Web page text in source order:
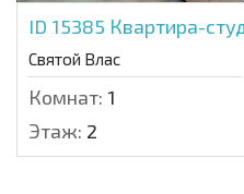
ID 15385 Квартира-
Святой Влас
Комнат: 1
Этаж: 2